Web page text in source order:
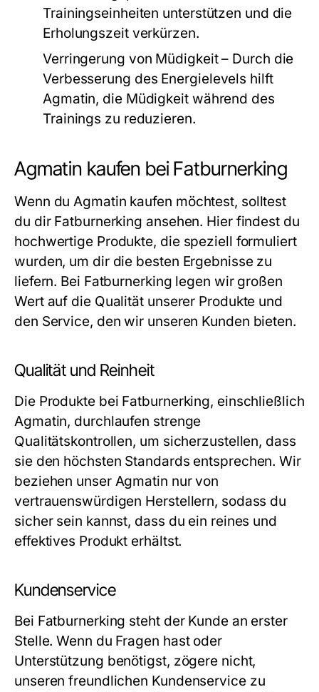
Trainingseinheiten unterstützen und die
Erholungszeit verkürzen.
Verringerung von Müdigkeit– Durch die
Verbesserung des Energielevels hilft
Agmatin, die Müdigkeit während des
Trainings zu reduzieren.
Agmatin kaufen bei Fatburnerking
Wenn duAgmatin kaufen möchtest, solltest
du dir Fatburnerking ansehen. Hier findest du
hochwertige Produkte, die speziell formuliert
wurden, um dir die besten Ergebnisse zu
liefern. Bei Fatburnerking legen wir großen
Wert auf die Qualität unserer Produkte und
den Service, den wir unseren Kunden bieten.
Qualität und Reinheit
Die Produkte bei Fatburnerking, einschließlich
Agmatin, durchlaufen strenge
Qualitätskontrollen, um sicherzustellen, dass
sie den höchsten Standards entsprechen. Wir
beziehen unser Agmatin nur von
vertrauenswürdigen Herstellern, sodass du
sicher sein kannst, dass du ein reines und
effektives Produkt erhältst.
Kundenservice
Bei Fatburnerking steht der Kunde an erster
Stelle. Wenn du Fragen hast oder
Unterstützung benötigst, zögere nicht,
unseren freundlichen Kundenservice zu